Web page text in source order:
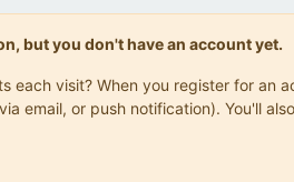
but you don't have an account yet.
each visit? When you register for an
email, or push notification). You'll